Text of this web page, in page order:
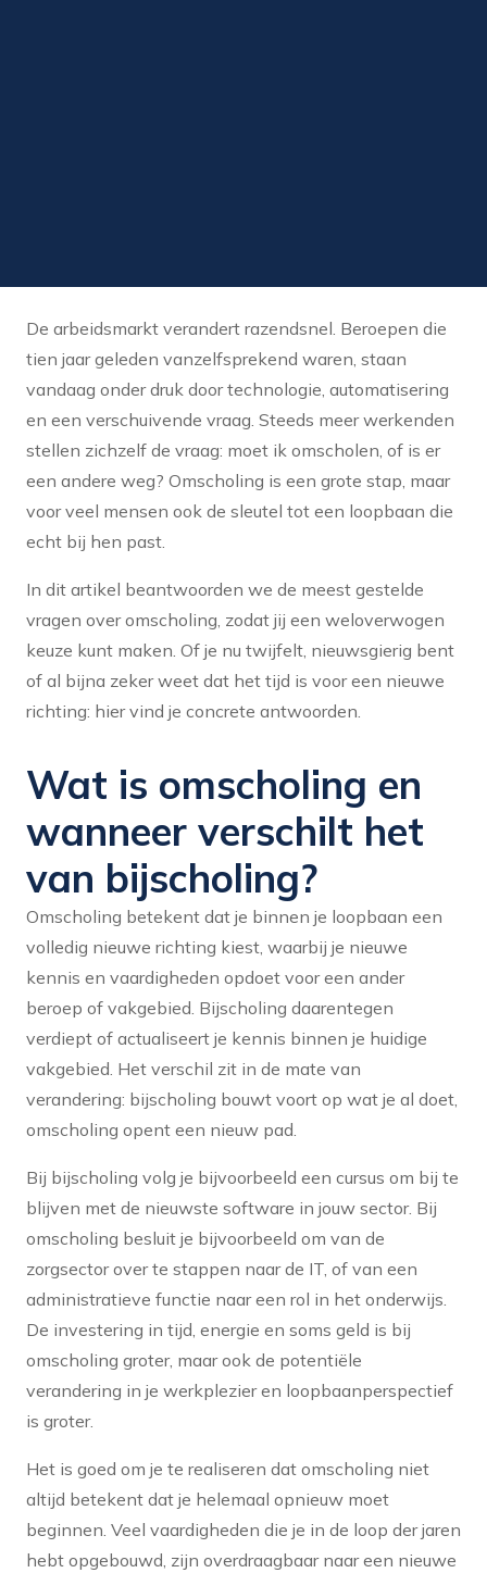
De arbeidsmarkt verandert razendsnel. Beroepen die
tien jaar geleden vanzelfsprekend waren, staan
vandaag onder druk door technologie, automatisering
en een verschuivende vraag. Steeds meer werkenden
stellen zichzelf de vraag: moet ik omscholen, of is er
een andere weg? Omscholing is een grote stap, maar
voor veel mensen ook de sleutel tot een loopbaan die
echt bij hen past.
In dit artikel beantwoorden we de meest gestelde
vragen over omscholing, zodat jij een weloverwogen
keuze kunt maken. Of je nu twijfelt, nieuwsgierig bent
of al bijna zeker weet dat het tijd is voor een nieuwe
richting: hier vind je concrete antwoorden.
Wat is omscholing en
wanneer verschilt het
van bijscholing?
Omscholing betekent dat je binnen je loopbaan een
volledig nieuwe richting kiest, waarbij je nieuwe
kennis en vaardigheden opdoet voor een ander
beroep of vakgebied. Bijscholing daarentegen
verdiept of actualiseert je kennis binnen je huidige
vakgebied. Het verschil zit in de mate van
verandering: bijscholing bouwt voort op wat je al doet,
omscholing opent een nieuw pad.
Bij bijscholing volg je bijvoorbeeld een cursus om bij te
blijven met de nieuwste software in jouw sector. Bij
omscholing besluit je bijvoorbeeld om van de
zorgsector over te stappen naar de IT, of van een
administratieve functie naar een rol in het onderwijs.
De investering in tijd, energie en soms geld is bij
omscholing groter, maar ook de potentiële
verandering in je werkplezier en loopbaanperspectief
is groter.
Het is goed om je te realiseren dat omscholing niet
altijd betekent dat je helemaal opnieuw moet
beginnen. Veel vaardigheden die je in de loop der jaren
hebt opgebouwd, zijn overdraagbaar naar een nieuwe